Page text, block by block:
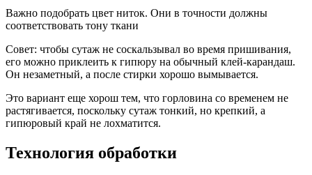
Важно подобрать цвет ниток. Они в точности должны
соответствовать тону ткани
Совет: чтобы сутаж не соскальзывал во время пришивания,
его можно приклеить к гипюру на обычный клей-карандаш.
Он незаметный, а после стирки хорошо вымывается.
Это вариант еще хорош тем, что горловина со временем не
растягивается, поскольку сутаж тонкий, но крепкий, а
гипюровый край не лохматится.
Технология обработки